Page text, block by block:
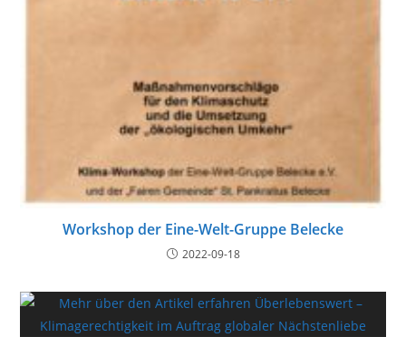
Workshop der Eine-Welt-Gruppe Belecke
2022-09-18